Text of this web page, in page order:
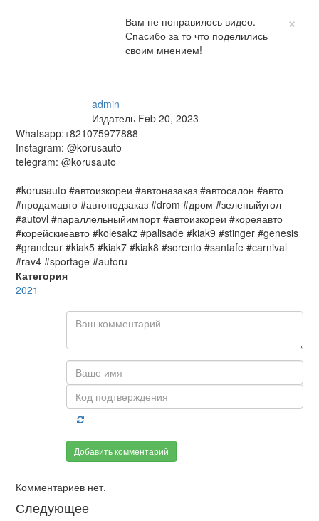
×
Вам не понравилось видео.
Спасибо за то что поделились
своим мнением!
admin
Издатель Feb 20, 2023
Whatsapp:+821075977888
Instagram: @korusauto
telegram: @korusauto
#korusauto #автоизкореи #автоназаказ #автосалон #авто
#продамавто #автоподзаказ #drom #дром #зеленыйугол
#autovl #параллельныйимпорт #автоизкореи #кореяавто
#корейскиеавто #kolesakz #palisade #kiak9 #stinger #genesis
#grandeur #kiak5 #kiak7 #kiak8 #sorento #santafe #carnival
#rav4 #sportage #autoru
Категория
2021
Добавить комментарий
Комментариев нет.
Следующее